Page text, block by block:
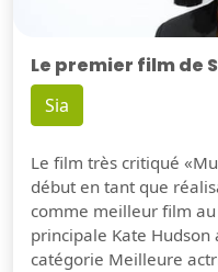
Le premier film de
Sia
Le film très critiqué
début en tant que
comme meilleur film au
principale Kate
catégorie Meilleure